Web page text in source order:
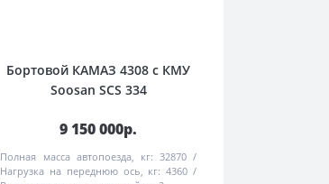
Бортовой КАМАЗ 4308 с КМУ
Soosan SCS 334
9 150 000р.
Полная масса автопоезда, кг: 32870
Нагрузка на переднюю ось, кг: 4360